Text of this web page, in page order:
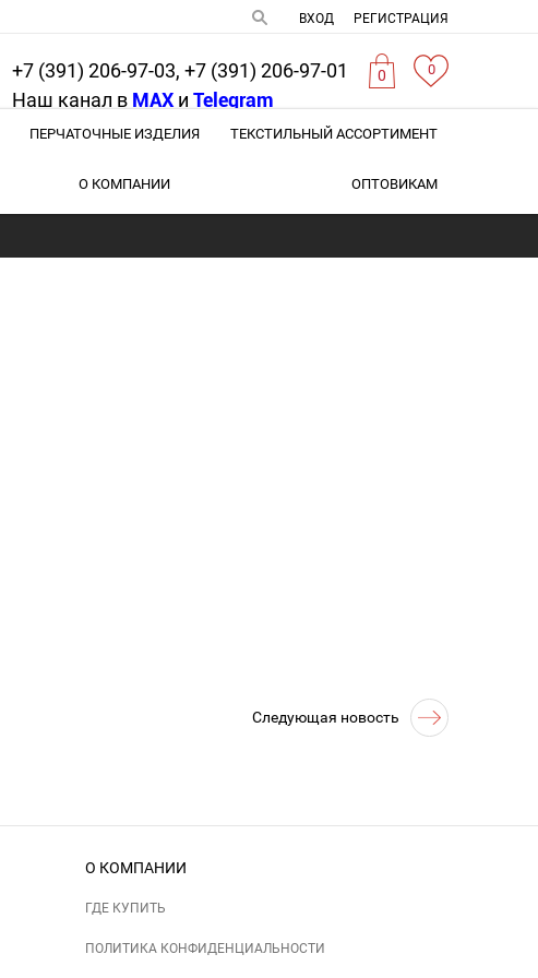
ВХОД РЕГИСТРАЦИЯ
0 0
+7 (391) 206-97-03, +7 (391) 206-97-01
Наш канал в MAX и Telegram
ПЕРЧАТОЧНЫЕ ИЗДЕЛИЯ ТЕКСТИЛЬНЫЙ АССОРТИМЕНТ
О КОМПАНИИ ОПТОВИКАМ
Следующая новость
О КОМПАНИИ
ГДЕ КУПИТЬ
ПОЛИТИКА КОНФИДЕНЦИАЛЬНОСТИ